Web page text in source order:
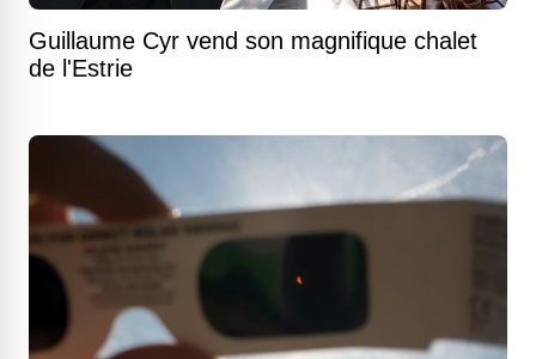
Guillaume Cyr vend son magnifique chalet
de l'Estrie